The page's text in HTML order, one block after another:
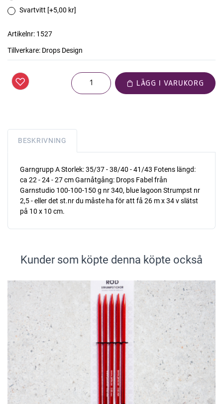
Svartvitt [+5,00 kr]
Artikelnr: 1527
Tillverkare: Drops Design
LÄGG I VARUKORG
BESKRIVNING
Garngrupp A Storlek: 35/37 - 38/40 - 41/43 Fotens längd:
ca 22 - 24 - 27 cm Garnåtgång: Drops Fabel från
Garnstudio 100-100-150 g nr 340, blue lagoon Strumpst nr
2,5 - eller det st.nr du måste ha för att få 26 m x 34 v slätst
på 10 x 10 cm.
Kunder som köpte denna köpte också